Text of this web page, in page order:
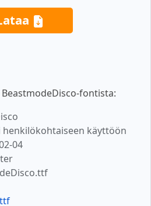
fontista:
henkilökohtaiseen käyttöön
04